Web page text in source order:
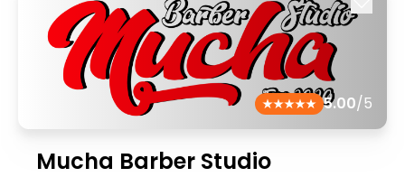
5.00/5
Mucha Barber Studio